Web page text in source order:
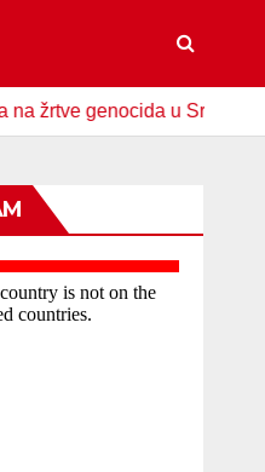
genocida u Srebrenici